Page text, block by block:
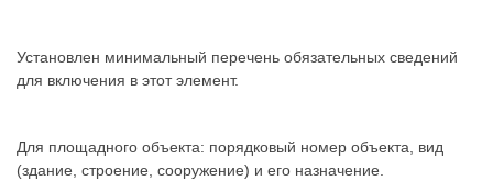
Установлен минимальный перечень обязательных сведений
для включения в этот элемент.
Для площадного объекта: порядковый номер объекта, вид
(здание, строение, сооружение) и его назначение.